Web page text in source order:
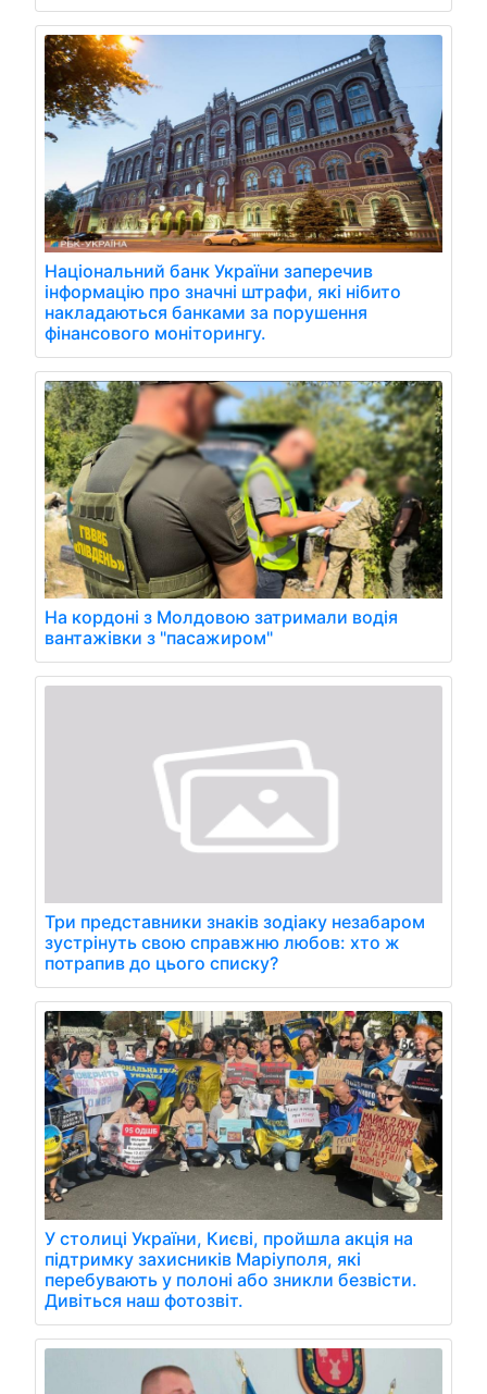
Національний банк України заперечив
інформацію про значні штрафи, які нібито
накладаються банками за порушення
фінансового моніторингу.
На кордоні з Молдовою затримали водія
вантажівки з "пасажиром"
Три представники знаків зодіаку незабаром
зустрінуть свою справжню любов: хто ж
потрапив до цього списку?
У столиці України, Києві, пройшла акція на
підтримку захисників Маріуполя, які
перебувають у полоні або зникли безвісти.
Дивіться наш фотозвіт.